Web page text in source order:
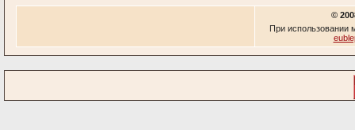
©
При использовании